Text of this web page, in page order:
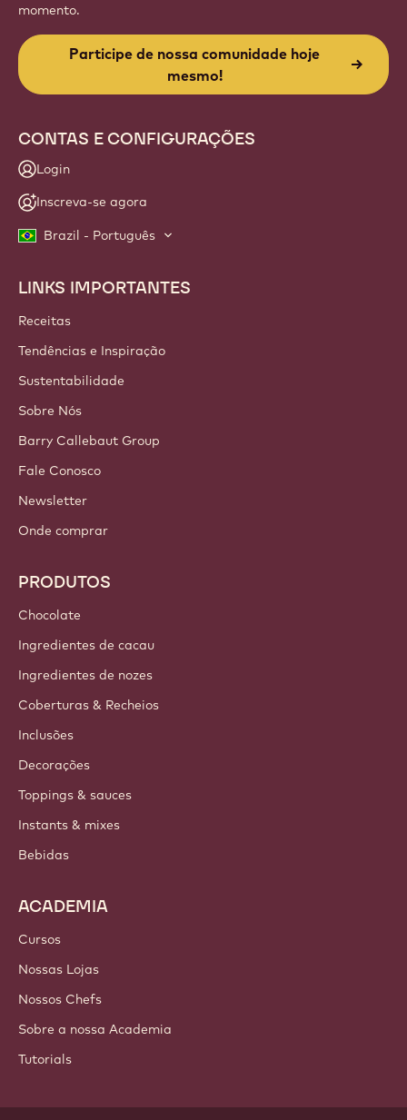
momento.
Participe de nossa comunidade hoje
mesmo!
CONTAS E CONFIGURAÇÕES
Login
Inscreva-se agora
Brazil - Português
Footer
Callebaut
LINKS IMPORTANTES
Receitas
Tendências e Inspiração
Sustentabilidade
Sobre Nós
Barry Callebaut Group
Fale Conosco
Newsletter
Onde comprar
PRODUTOS
Chocolate
Ingredientes de cacau
Ingredientes de nozes
Coberturas & Recheios
Inclusões
Decorações
Toppings & sauces
Instants & mixes
Bebidas
ACADEMIA
Cursos
Nossas Lojas
Nossos Chefs
Sobre a nossa Academia
Tutorials